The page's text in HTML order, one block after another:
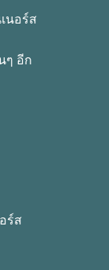
นอร์ส
ๆ อีก
ร์ส